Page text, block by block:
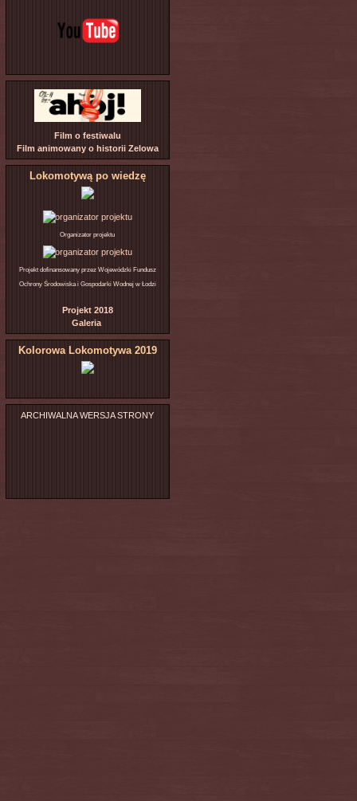
Film o festiwalu
Film animowany o historii Zelowa
Lokomotywą po wiedzę
Organizator projektu
Projekt dofinansowany przez Wojewódzki Fundusz
Ochrony Środowiska i Gospodarki Wodnej w Łodzi
Projekt 2018
Galeria
Kolorowa Lokomotywa 2019
ARCHIWALNA WERSJA STRONY